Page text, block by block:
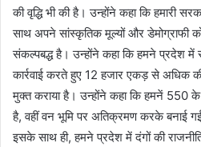
की वृद्धि भी की है। उन्होंने कहा कि हमारी
साथ अपने सांस्कृतिक मूल्यों और डेमोग्राफी
संकल्पबद्ध है। उन्होंने कहा कि हमने प्रदेश में
कार्रवाई करते हुए 12 हजार एकड़ से अधिक
मुक्त कराया है। उन्होंने कहा कि हमनें 550 के
है, वहीं वन भूमि पर अतिक्रमण करके बनाई
इसके साथ ही, हमने प्रदेश में दंगों की